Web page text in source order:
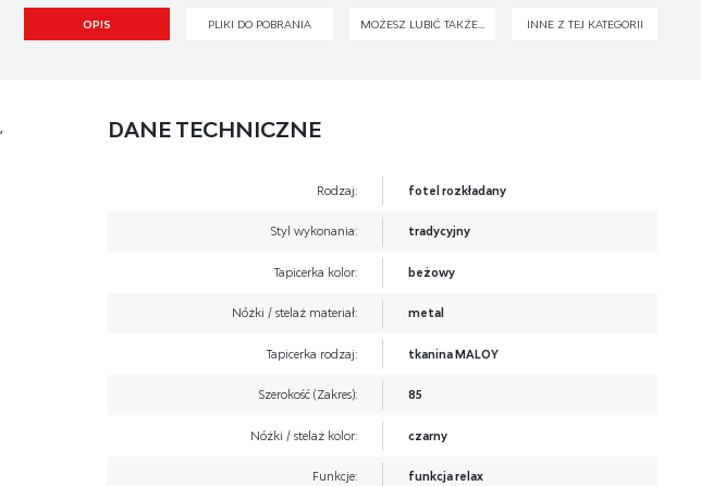
OPIS PLIKI DO POBRANIA MOŻESZ LUBIĆ TAKŻE... INNE Z TEJ KATEGORII
DANE TECHNICZNE
Rodzaj: fotel rozkładany
Styl wykonania: tradycyjny
Tapicerka kolor: beżowy
Nóżki / stelaż materiał: metal
Tapicerka rodzaj: tkanina MALOY
Szerokość (Zakres): 85
Nóżki / stelaż kolor: czarny
Funkcje: funkcja relax